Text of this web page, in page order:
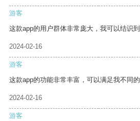
游客
这款app的用户群体非常庞大，我可以结识
2024-02-16
游客
这款app的功能非常丰富，可以满足我不同的
2024-02-16
游客